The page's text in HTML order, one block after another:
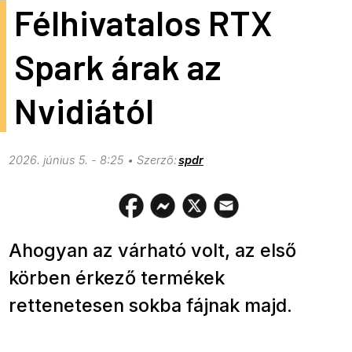
Félhivatalos RTX
Spark árak az
Nvidiától
2026. június 5. - 8:25 spdr
Ahogyan az várható volt, az első
körben érkező termékek
rettenetesen sokba fájnak majd.